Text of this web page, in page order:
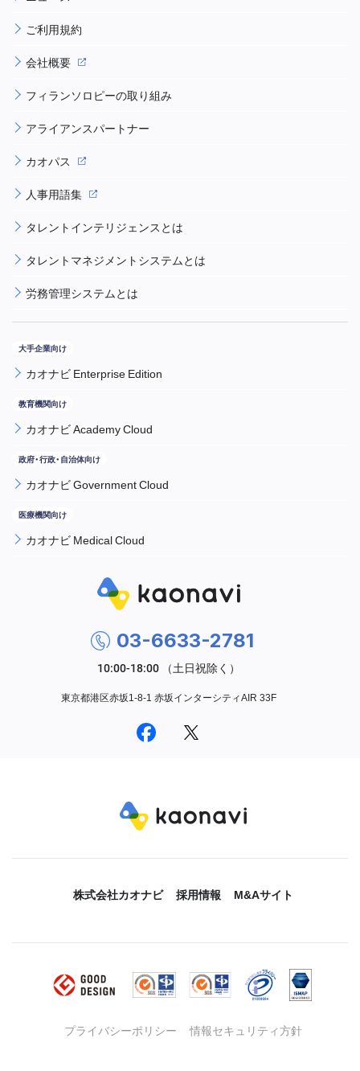
ご利用規約
会社概要
フィランソロピーの取り組み
アライアンスパートナー
カオパス
人事用語集
タレントインテリジェンスとは
タレントマネジメントシステムとは
労務管理システムとは
カオナビ Enterprise Edition
カオナビ Academy Cloud
カオナビ Government Cloud
カオナビ Medical Cloud
03-6633-2781
東京都港区赤坂1-8-1 赤坂インターシティAIR 33F
株式会社カオナビ 採用情報 M&Aサイト
プライバシーポリシー 情報セキュリティ方針